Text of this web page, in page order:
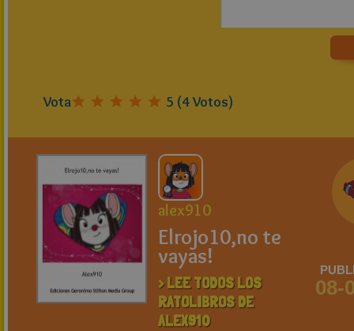
Vota 5 (4Votos)
alex910
Elrojo10,no te
vayas!
> LEE TODOS LOS
RATOLIBROS DE
ALEX910
08-